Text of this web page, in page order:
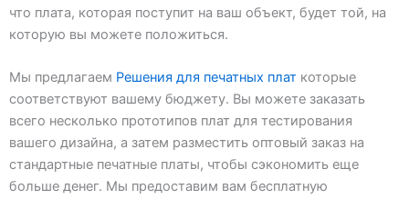
что плата, которая поступит на ваш объект, будет той, на
которую вы можете положиться.
Мы предлагаем Решения для печатных плат которые
соответствуют вашему бюджету. Вы можете заказать
всего несколько прототипов плат для тестирования
вашего дизайна, а затем разместить оптовый заказ на
стандартные печатные платы, чтобы сэкономить еще
больше денег. Мы предоставим вам бесплатную